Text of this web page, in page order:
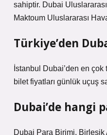
sahiptir. Dubai
Maktoum Uluslararası
Türkiye’den
İstanbul Dubai’den en
bilet fiyatları günlük uçuş
Dubai’de hangi
Dubai Para Birimi, Birleşik